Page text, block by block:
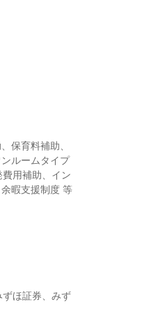
保育料補助、
ルームタイプ
用補助、イン
暇支援制度 等
ほ証券、みず